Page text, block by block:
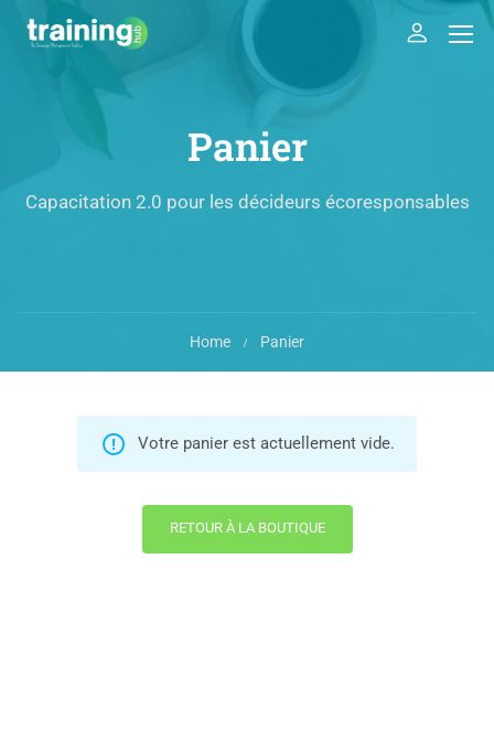
Panier
Capacitation 2.0 pour les décideurs écoresponsables
Home Panier
Votre panier est actuellement vide.
RETOUR À LA BOUTIQUE